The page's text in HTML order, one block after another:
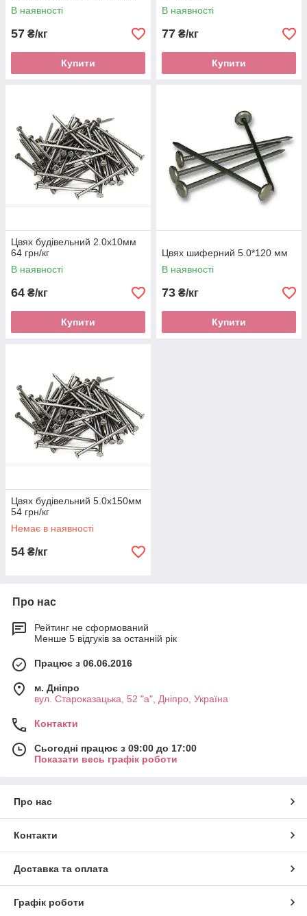
В наявності
57 ₴/кг
Купити
В наявності
77 ₴/кг
Купити
Цвях будівельний 2.0х10мм
64 грн/кг
В наявності
64 ₴/кг
Купити
Цвях шиферний 5.0*120 мм
В наявності
73 ₴/кг
Купити
Цвях будівельний 5.0х150мм
54 грн/кг
Немає в наявності
54 ₴/кг
Про нас
Рейтинг не сформований
Менше 5 відгуків за останній рік
Працює з 06.06.2016
м. Дніпро
вул. Староказацька, 52 "а", Дніпро, Україна
Контакти
Сьогодні працює з 09:00 до 17:00
Показати весь графік роботи
Про нас
Контакти
Доставка та оплата
Графік роботи